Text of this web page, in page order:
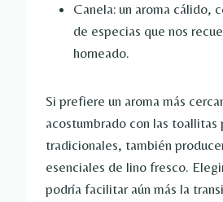
Canela: un aroma cálido,
de especias que nos
horneado.
Si prefiere un aroma más
acostumbrado con las toallitas
tradicionales, también
esenciales de lino fresco.
podría facilitar aún más la